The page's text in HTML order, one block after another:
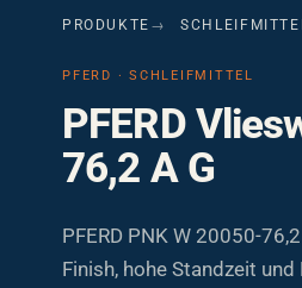
PRODUKTE
PFERD · SCHLEIFMITTEL
PFERD
76,2 A G
PFERD PNK W 20050-
Finish, hohe Standzeit